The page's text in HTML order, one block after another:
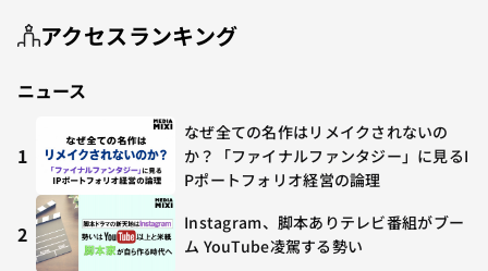
アクセスランキング
ニュース
1
なぜ全ての名作はリメイクされないの
か？「ファイナルファンタジー」に見るI
Pポートフォリオ経営の論理
2
Instagram、脚本ありテレビ番組がブー
ム YouTube凌駕する勢い